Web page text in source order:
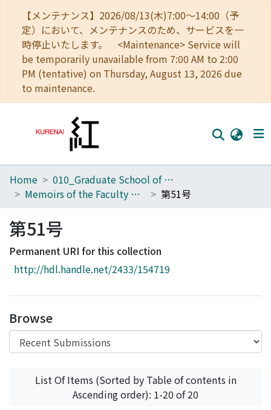
【メンテナンス】2026/08/13(木)7:00～14:00（予
定）において、メンテナンスのため、サービスを一
時停止いたします。 <Maintenance> Service will
be temporarily unavailable from 7:00 AM to 2:00
PM (tentative) on Thursday, August 13, 2026 due
to maintenance.
Home
Browse
Download Ranking
Access Statistics
Home
010_Graduate School of Letters
Memoirs of the Faculty of Letters, Kyoto University
第51号
第51号
Permanent URI for this collection
http://hdl.handle.net/2433/154719
Browse
List Of Items (Sorted by Table of contents in
Ascending order): 1-20 of 20